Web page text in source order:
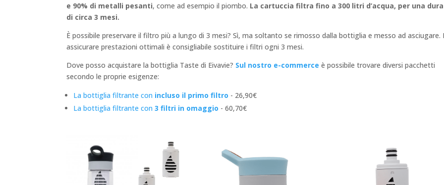
e 90% di metalli pesanti, come ad esempio il piombo. La cartuccia filtra fino a 300 litri d’acqua, per una
di circa 3 mesi.
È possibile preservare il filtro più a lungo di 3 mesi? Sì, ma soltanto se rimosso dalla bottiglia e messo ad asciugare.
assicurare prestazioni ottimali è consigliabile sostituire i filtri ogni 3 mesi.
Dove posso acquistare la bottiglia Taste di Eivavie? Sul nostro e-commerce è possibile trovare diversi pacchetti
secondo le proprie esigenze:
La bottiglia filtrante con incluso il primo filtro - 26,90€
La bottiglia filtrante con3 filtri in omaggio - 60,70€